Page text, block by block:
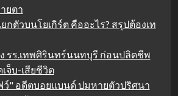
ยตา
กตัวบนโยเกิร์ต คืออะไร? สรุปต้องเท
รร.เทพศิรินทร์นนทบุรี ก่อนปลิดชีพ
เจ็บ-เสียชีวิต
ว์" อดีตบอยแบนด์ ปมหายตัวปริศนา